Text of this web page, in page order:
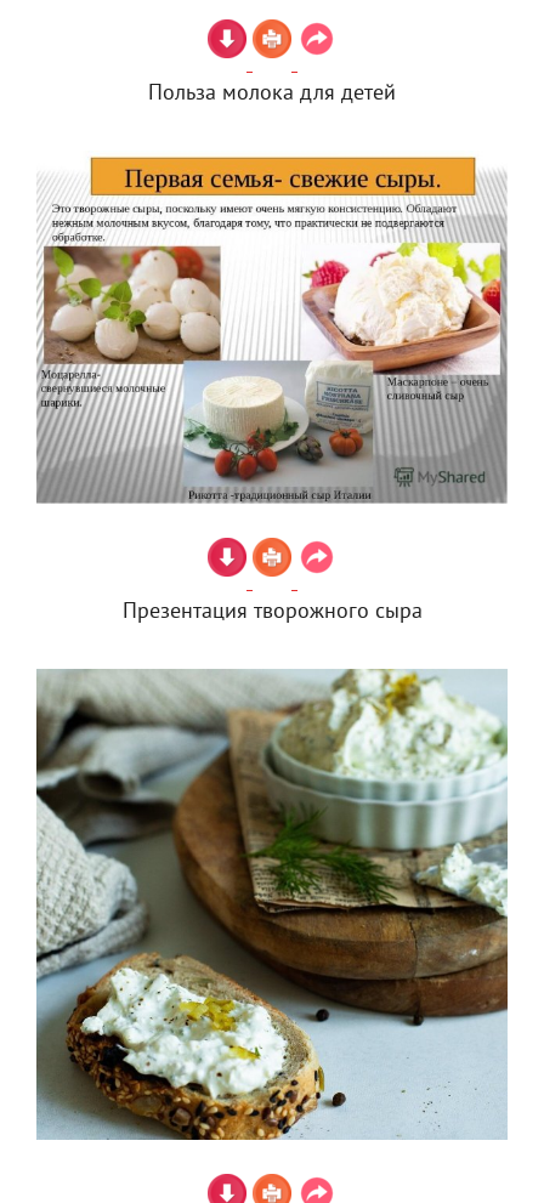
Польза молока для детей
Презентация творожного сыра